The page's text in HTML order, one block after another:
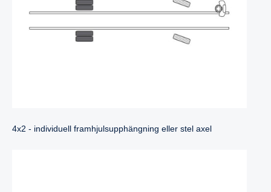
4x2 - individuell framhjulsupphängning eller stel axel